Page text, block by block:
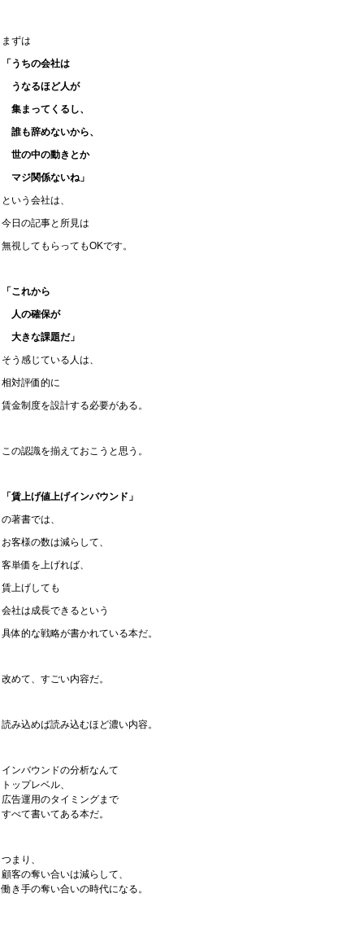
まずは
「うちの会社は
うなるほど人が
集まってくるし、
誰も辞めないから、
世の中の動きとか
マジ関係ないね」
という会社は、
今日の記事と所見は
無視してもらってもOKです。
「これから
人の確保が
大きな課題だ」
そう感じている人は、
相対評価的に
賃金制度を設計する必要がある。
この認識を揃えておこうと思う。
「賃上げ値上げインバウンド」
の著書では、
お客様の数は減らして、
客単価を上げれば、
賃上げしても
会社は成長できるという
具体的な戦略が書かれている本だ。
改めて、すごい内容だ。
読み込めば読み込むほど濃い内容。
インバウンドの分析なんて
トップレベル、
広告運用のタイミングまで
すべて書いてある本だ。
つまり、
顧客の奪い合いは減らして、
働き手の奪い合いの時代になる。